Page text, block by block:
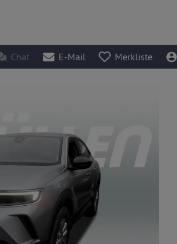
Chat E-Mail Merkliste